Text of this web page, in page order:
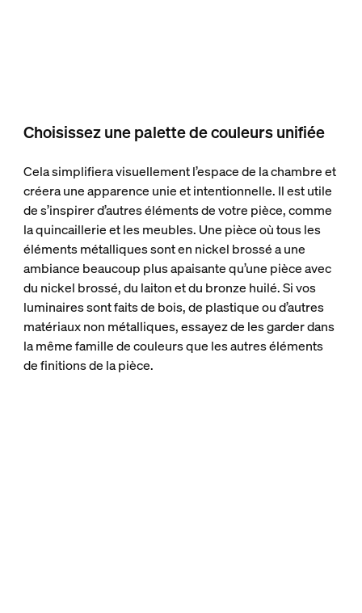
Choisissez une palette de couleurs unifiée
Cela simplifiera visuellement l’espace de la chambre et
créera une apparence unie et intentionnelle. Il est utile
de s’inspirer d’autres éléments de votre pièce, comme
la quincaillerie et les meubles. Une pièce où tous les
éléments métalliques sont en nickel brossé a une
ambiance beaucoup plus apaisante qu’une pièce avec
du nickel brossé, du laiton et du bronze huilé. Si vos
luminaires sont faits de bois, de plastique ou d’autres
matériaux non métalliques, essayez de les garder dans
la même famille de couleurs que les autres éléments
de finitions de la pièce.